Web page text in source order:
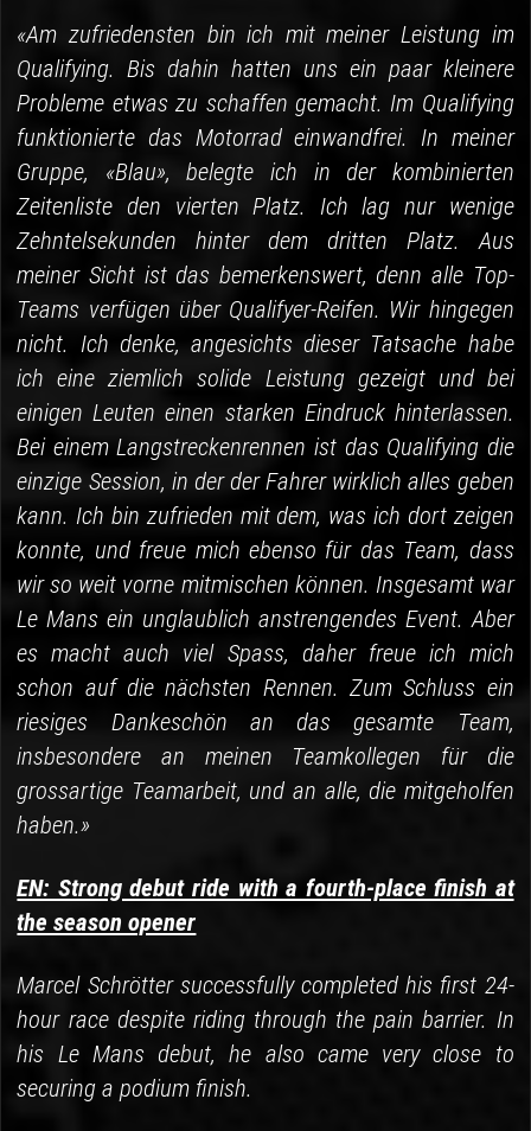
«Am zufriedensten bin ich mit meiner Leistung im
Qualifying. Bis dahin hatten uns ein paar kleinere
Probleme etwas zu schaffen gemacht. Im Qualifying
funktionierte das Motorrad einwandfrei. In meiner
Gruppe, «Blau», belegte ich in der kombinierten
Zeitenliste den vierten Platz. Ich lag nur wenige
Zehntelsekunden hinter dem dritten Platz. Aus
meiner Sicht ist das bemerkenswert, denn alle Top-
Teams verfügen über Qualifyer-Reifen. Wir hingegen
nicht. Ich denke, angesichts dieser Tatsache habe
ich eine ziemlich solide Leistung gezeigt und bei
einigen Leuten einen starken Eindruck hinterlassen.
Bei einem Langstreckenrennen ist das Qualifying die
einzige Session, in der der Fahrer wirklich alles geben
kann. Ich bin zufrieden mit dem, was ich dort zeigen
konnte, und freue mich ebenso für das Team, dass
wir so weit vorne mitmischen können. Insgesamt war
Le Mans ein unglaublich anstrengendes Event. Aber
es macht auch viel Spass, daher freue ich mich
schon auf die nächsten Rennen. Zum Schluss ein
riesiges Dankeschön an das gesamte Team,
insbesondere an meinen Teamkollegen für die
grossartige Teamarbeit, und an alle, die mitgeholfen
haben.»
EN: Strong debut ride with a fourth-place finish at
the season opener
Marcel Schrötter successfully completed his first 24-
hour race despite riding through the pain barrier. In
his Le Mans debut, he also came very close to
securing a podium finish.